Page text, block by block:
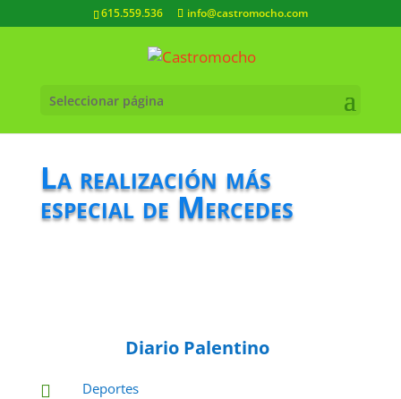
615.559.536 info@castromocho.com
Seleccionar página
La realización más
especial de Mercedes
Diario Palentino
 Deportes